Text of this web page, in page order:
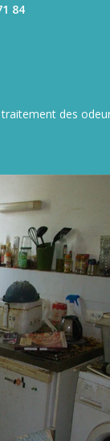
84
des